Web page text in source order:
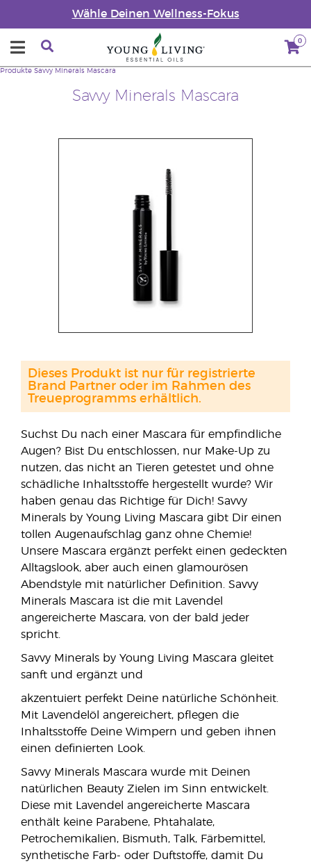
Wähle Deinen Wellness-Fokus
0
Savvy Minerals Mascara
Produkte Savvy Minerals Mascara
Suchst Du nach einer Mascara für empfindliche
Augen? Bist Du entschlossen, nur Make-Up zu
nutzen, das nicht an Tieren getestet und ohne
schädliche Inhaltsstoffe hergestellt wurde? Wir
haben genau das Richtige für Dich! Savvy
Minerals by Young Living Mascara gibt Dir einen
tollen Augenaufschlag ganz ohne Chemie!
Unsere Mascara ergänzt perfekt einen gedeckten
Alltagslook, aber auch einen glamourösen
Abendstyle mit natürlicher Definition. Savvy
Minerals Mascara ist die mit Lavendel
angereicherte Mascara, von der bald jeder
spricht.
Savvy Minerals by Young Living Mascara gleitet
sanft und ergänzt und
akzentuiert perfekt Deine natürliche Schönheit.
Mit Lavendelöl angereichert, pflegen die
Inhaltsstoffe Deine Wimpern und geben ihnen
einen definierten Look.
Savvy Minerals Mascara wurde mit Deinen
natürlichen Beauty Zielen im Sinn entwickelt.
Diese mit Lavendel angereicherte Mascara
enthält keine Parabene, Phtahalate,
Petrochemikalien, Bismuth, Talk, Färbemittel,
synthetische Farb- oder Duftstoffe, damit Du
Dieses Produkt ist nur für registrierte
Brand Partner oder im Rahmen des
Treueprogramms erhältlich.